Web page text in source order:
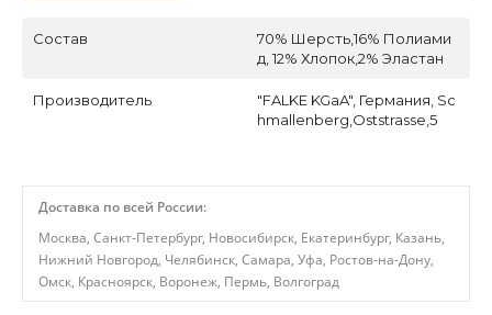
Состав
70% Шерсть,16% Полиами
д, 12% Хлопок,2% Эластан
Производитель
"FALKE KGaA", Германия, Sc
hmallenberg,Oststrasse,5
Доставка по всей России:
Москва, Санкт-Петербург, Новосибирск, Екатеринбург, Казань,
Нижний Новгород, Челябинск, Самара, Уфа, Ростов-на-Дону,
Омск, Красноярск, Воронеж, Пермь, Волгоград